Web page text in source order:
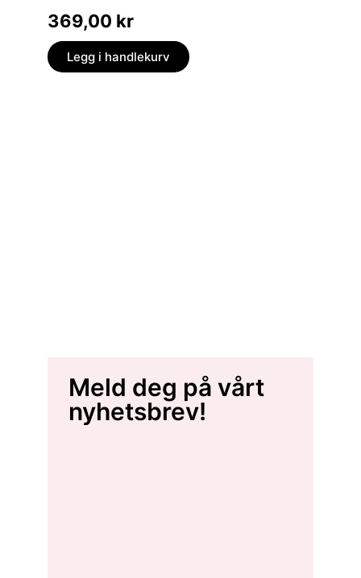
369,00 kr
Legg i handlekurv
Meld deg på vårt
nyhetsbrev!